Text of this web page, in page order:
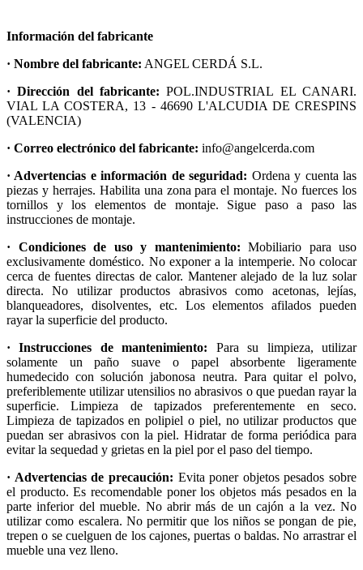
Información del fabricante
· Nombre del fabricante: ANGEL CERDÁ S.L.
· Dirección del fabricante: POL.INDUSTRIAL EL CANARI.
VIAL LA COSTERA, 13 - 46690 L'ALCUDIA DE CRESPINS
(VALENCIA)
· Correo electrónico del fabricante: info@angelcerda.com
· Advertencias e información de seguridad: Ordena y cuenta las
piezas y herrajes. Habilita una zona para el montaje. No fuerces los
tornillos y los elementos de montaje. Sigue paso a paso las
instrucciones de montaje.
· Condiciones de uso y mantenimiento: Mobiliario para uso
exclusivamente doméstico. No exponer a la intemperie. No colocar
cerca de fuentes directas de calor. Mantener alejado de la luz solar
directa. No utilizar productos abrasivos como acetonas, lejías,
blanqueadores, disolventes, etc. Los elementos afilados pueden
rayar la superficie del producto.
· Instrucciones de mantenimiento: Para su limpieza, utilizar
solamente un paño suave o papel absorbente ligeramente
humedecido con solución jabonosa neutra. Para quitar el polvo,
preferiblemente utilizar utensilios no abrasivos o que puedan rayar la
superficie. Limpieza de tapizados preferentemente en seco.
Limpieza de tapizados en polipiel o piel, no utilizar productos que
puedan ser abrasivos con la piel. Hidratar de forma periódica para
evitar la sequedad y grietas en la piel por el paso del tiempo.
· Advertencias de precaución: Evita poner objetos pesados sobre
el producto. Es recomendable poner los objetos más pesados en la
parte inferior del mueble. No abrir más de un cajón a la vez. No
utilizar como escalera. No permitir que los niños se pongan de pie,
trepen o se cuelguen de los cajones, puertas o baldas. No arrastrar el
mueble una vez lleno.